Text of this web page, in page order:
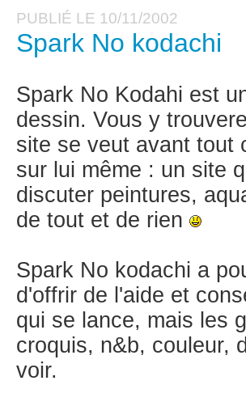
PUBLIÉ LE 10/11/2002
Spark No kodachi
Spark No Kodahi est
dessin. Vous y
site se veut avant tout
sur lui même : un site
discuter peintures,
de tout et de rien
Spark No kodachi a
d'offrir de l'aide et
qui se lance, mais les
croquis, n&b, couleur,
voir.